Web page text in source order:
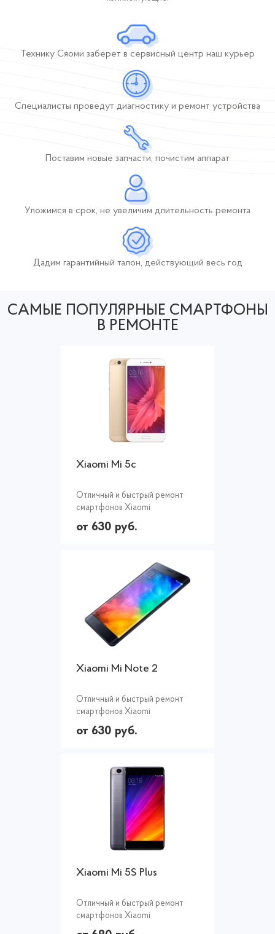
Технику Сяоми заберетв сервисный центр наш курьер
Специалисты проведут диагностику и ремонт устройства
Поставим новые запчасти, почистим аппарат
Уложимся в срок, не увеличим длительность ремонта
Дадим гарантийный талон, действующий весь год
САМЫЕ ПОПУЛЯРНЫЕ СМАРТФОНЫ
В РЕМОНТЕ
Xiaomi Mi 5c
Отличный и быстрый ремонт
смартфонов Xiaomi
от 630 руб.
Xiaomi Mi Note 2
Отличный и быстрый ремонт
смартфонов Xiaomi
от 630 руб.
Xiaomi Mi 5S Plus
Отличный и быстрый ремонт
смартфонов Xiaomi